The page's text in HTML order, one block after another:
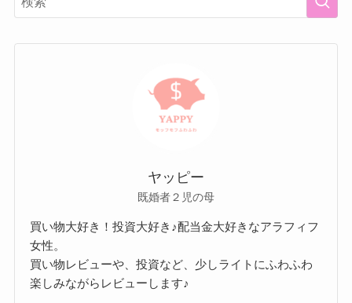
ヤッピー
既婚者２児の母
買い物大好き！投資大好き♪配当金大好きなアラフィフ
女性。
買い物レビューや、投資など、少しライトにふわふわ
楽しみながらレビューします♪